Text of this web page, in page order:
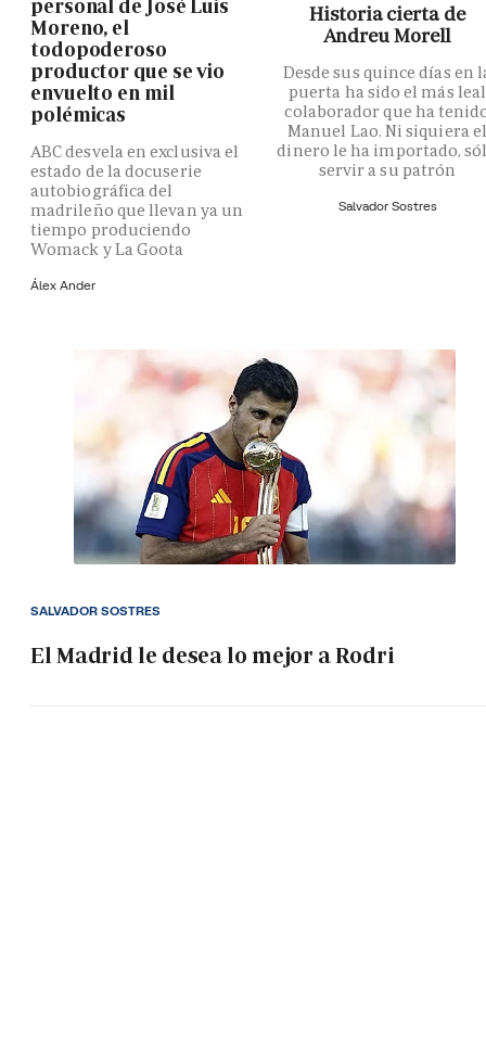
personal de José Luis
Moreno, el
todopoderoso
productor que se vio
envuelto en mil
polémicas
ABC desvela en exclusiva el
estado de la docuserie
autobiográfica del
madrileño que llevan ya un
tiempo produciendo
Womack y La Goota
Álex Ander
Historia cierta de
Andreu Morell
Desde sus quince días en
puerta ha sido el más leal
colaborador que ha
Manuel Lao. Ni siquiera
dinero le ha importado,
servir a su patrón
Salvador Sostres
El Madrid le desea lo mejor a Rodri
SALVADOR SOSTRES